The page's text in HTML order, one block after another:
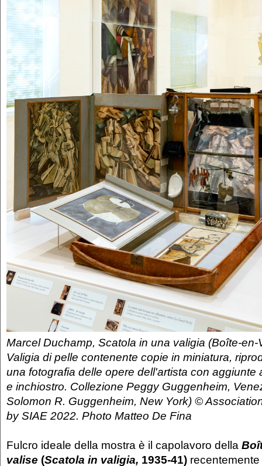
Marcel Duchamp, Scatola in una valigia (Boîte-
Valigia di pelle contenente copie in miniatura,
una fotografia delle opere dell'artista con aggiunte
e inchiostro. Collezione Peggy Guggenheim,
Solomon R. Guggenheim, New York) ©
by SIAE 2022. Photo Matteo De Fina
Fulcro ideale della mostra è il capolavoro della
valise (Scatola in valigia, 1935-41)